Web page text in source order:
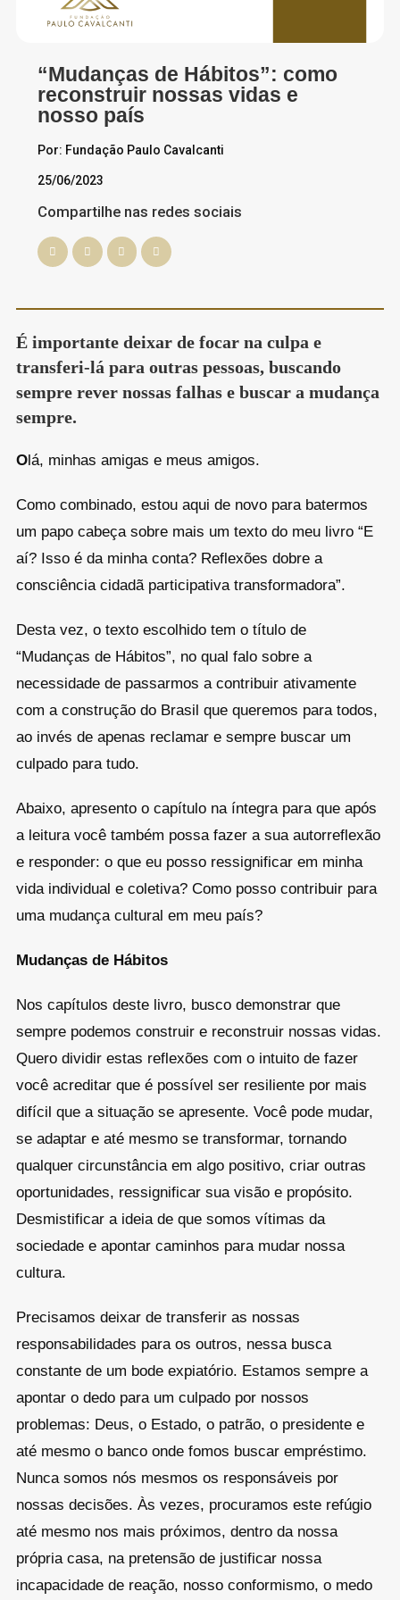
“Mudanças de Hábitos”: como
reconstruir nossas vidas e
nosso país
Por: Fundação Paulo Cavalcanti
25/06/2023
Compartilhe nas redes sociais
É importante deixar de focar na culpa e
transferi-lá para outras pessoas, buscando
sempre rever nossas falhas e buscar a mudança
sempre.
Olá, minhas amigas e meus amigos.
Como combinado, estou aqui de novo para batermos
um papo cabeça sobre mais um texto do meu livro “E
aí? Isso é da minha conta? Reflexões dobre a
consciência cidadã participativa transformadora”.
Desta vez, o texto escolhido tem o título de
“Mudanças de Hábitos”, no qual falo sobre a
necessidade de passarmos a contribuir ativamente
com a construção do Brasil que queremos para todos,
ao invés de apenas reclamar e sempre buscar um
culpado para tudo.
Abaixo, apresento o capítulo na íntegra para que após
a leitura você também possa fazer a sua autorreflexão
e responder: o que eu posso ressignificar em minha
vida individual e coletiva? Como posso contribuir para
uma mudança cultural em meu país?
Mudanças de Hábitos
Nos capítulos deste livro, busco demonstrar que
sempre podemos construir e reconstruir nossas vidas.
Quero dividir estas reflexões com o intuito de fazer
você acreditar que é possível ser resiliente por mais
difícil que a situação se apresente. Você pode mudar,
se adaptar e até mesmo se transformar, tornando
qualquer circunstância em algo positivo, criar outras
oportunidades, ressignificar sua visão e propósito.
Desmistificar a ideia de que somos vítimas da
sociedade e apontar caminhos para mudar nossa
cultura.
Precisamos deixar de transferir as nossas
responsabilidades para os outros, nessa busca
constante de um bode expiatório. Estamos sempre a
apontar o dedo para um culpado por nossos
problemas: Deus, o Estado, o patrão, o presidente e
até mesmo o banco onde fomos buscar empréstimo.
Nunca somos nós mesmos os responsáveis por
nossas decisões. Às vezes, procuramos este refúgio
até mesmo nos mais próximos, dentro da nossa
própria casa, na pretensão de justificar nossa
incapacidade de reação, nosso conformismo, o medo